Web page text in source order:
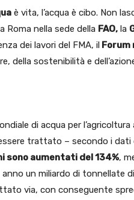
è vita, l’acqua è cibo. Non
Roma nella sede della FAO, la
dei lavori del FMA, il Forum
della sostenibilità e
di acqua per l’agricoltura
trattato – secondo i dati
sono aumentati del 134%,
un miliardo di tonnellate
via, con conseguente